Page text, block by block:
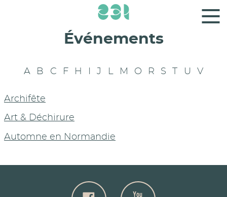
Panneau de gestion des cookies
Événements
A B C F H J M O R S U V
Archifête
Art & Déchirure
Automne en Normandie